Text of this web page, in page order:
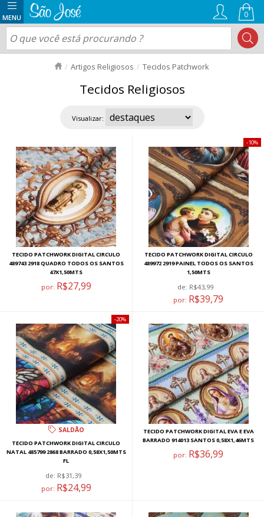
0
Artigos Religiosos Tecidos Patchwork
Tecidos Religiosos
Visualizar:
TECIDO PATCHWORK DIGITAL CIRCULO
489743 2918 QUADRO TODOS OS SANTOS
47X1,50MTS
por: R$27,99
TECIDO PATCHWORK DIGITAL CIRCULO
489972 2919 PAINEL TODOS OS SANTOS
1,50MTS
de: R$43,99
por: R$39,79
10%
SALDÃO
TECIDO PATCHWORK DIGITAL CIRCULO
NATAL 485799 2868 BARRADO 0,58X1,50MTS
FL
de: R$31,39
por: R$24,99
20%
TECIDO PATCHWORK DIGITAL EVA E EVA
BARRADO 914013 SANTOS 0,58X1,46MTS
por: R$36,99